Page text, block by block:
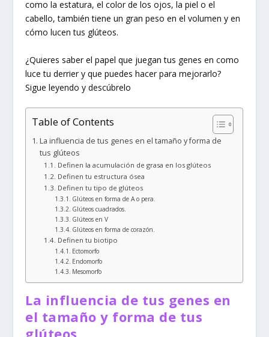
como la estatura, el color de los ojos, la piel o el
cabello, también tiene un gran peso en el volumen y en
cómo lucen tus glúteos.
¿Quieres saber el papel que juegan tus genes en como
luce tu derrier y que puedes hacer para mejorarlo?
Sigue leyendo y descúbrelo
Table of Contents
La influencia de tus genes en el tamaño y forma de
tus glúteos
Definen la acumulación de grasa en los glúteos
Definen tu estructura ósea
Definen tu tipo de glúteos
Glúteos en forma de A o pera.
Glúteos cuadrados.
Glúteos en V
Glúteos en forma de corazón.
Definen tu biotipo
Ectomorfo
Endomorfo
Mesomorfo
La influencia de tus genes en
el tamaño y forma de tus